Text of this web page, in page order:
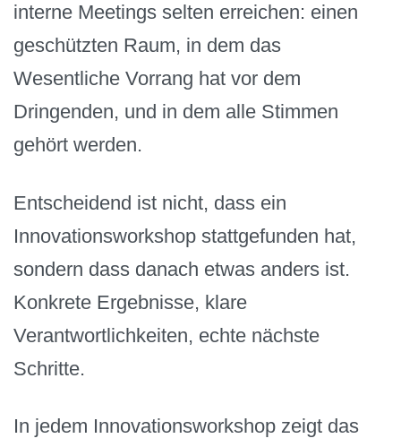
interne Meetings selten erreichen: einen
geschützten Raum, in dem das
Wesentliche Vorrang hat vor dem
Dringenden, und in dem alle Stimmen
gehört werden.
Entscheidend ist nicht, dass ein
Innovationsworkshop stattgefunden hat,
sondern dass danach etwas anders ist.
Konkrete Ergebnisse, klare
Verantwortlichkeiten, echte nächste
Schritte.
In jedem Innovationsworkshop zeigt das